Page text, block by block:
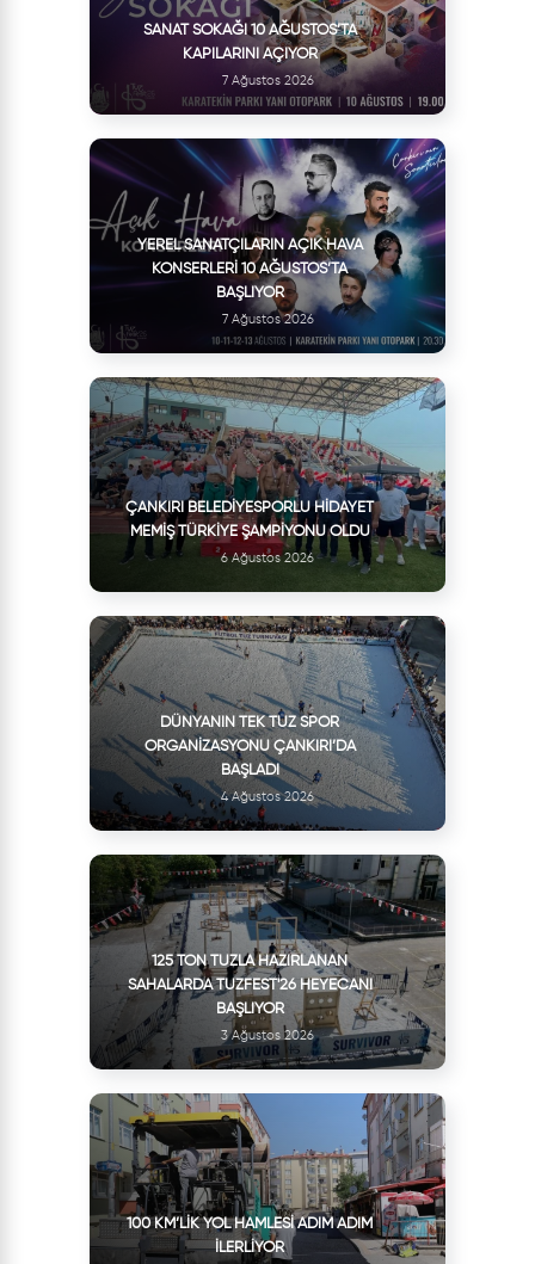
SANAT SOKAĞI 10 AĞUSTOS’TA
KAPILARINI AÇIYOR
7 Ağustos 2026
YEREL SANATÇILARIN AÇIK HAVA
KONSERLERI 10 AĞUSTOS’TA
BAŞLIYOR
7 Ağustos 2026
ÇANKIRI BELEDIYESPORLU HIDAYET
MEMIŞ TÜRKIYE ŞAMPIYONU OLDU
6 Ağustos 2026
DÜNYANIN TEK TUZ SPOR
ORGANIZASYONU ÇANKIRI’DA
BAŞLADI
4 Ağustos 2026
125 TON TUZLA HAZIRLANAN
SAHALARDA TUZFEST'26 HEYECANI
BAŞLIYOR
3 Ağustos 2026
100 KM’LIK YOL HAMLESI ADIM ADIM
İLERLIYOR